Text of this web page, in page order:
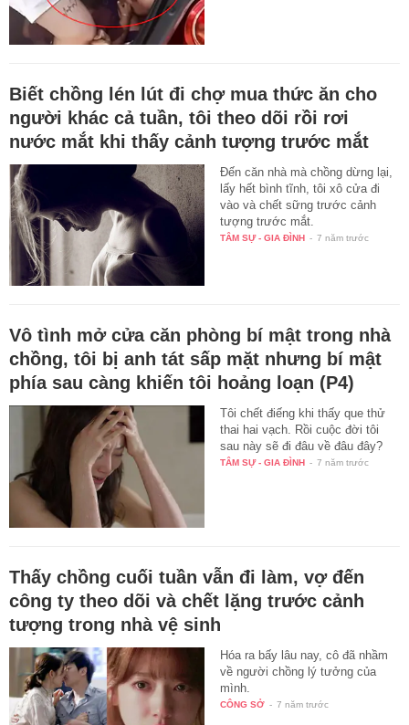
Biết chồng lén lút đi chợ mua thức ăn cho
người khác cả tuần, tôi theo dõi rồi rơi
nước mắt khi thấy cảnh tượng trước mắt
Đến căn nhà mà chồng dừng lại,
lấy hết bình tĩnh, tôi xô cửa đi
vào và chết sững trước cảnh
tượng trước mắt.
TÂM SỰ - GIA ĐÌNH - 7 năm trước
Vô tình mở cửa căn phòng bí mật trong nhà
chồng, tôi bị anh tát sấp mặt nhưng bí mật
phía sau càng khiến tôi hoảng loạn (P4)
Tôi chết điếng khi thấy que thử
thai hai vạch. Rồi cuộc đời tôi
sau này sẽ đi đâu về đâu đây?
TÂM SỰ - GIA ĐÌNH - 7 năm trước
Thấy chồng cuối tuần vẫn đi làm, vợ đến
công ty theo dõi và chết lặng trước cảnh
tượng trong nhà vệ sinh
Hóa ra bấy lâu nay, cô đã nhầm
về người chồng lý tưởng của
mình.
CÔNG SỞ - 7 năm trước